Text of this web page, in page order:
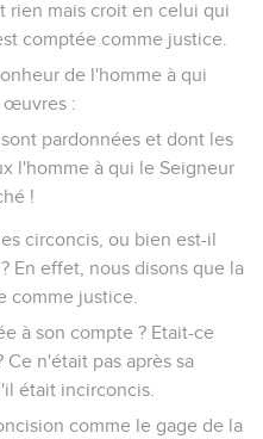
rien mais croit en celui qui
comptée comme justice.
de l'homme à qui
œuvres :
pardonnées et dont les
l'homme à qui le Seigneur
!
circoncis, ou bien est-il
En effet, nous disons que la
comme justice.
à son compte ? Etait-ce
Ce n'était pas après sa
était incirconcis.
comme le gage de la